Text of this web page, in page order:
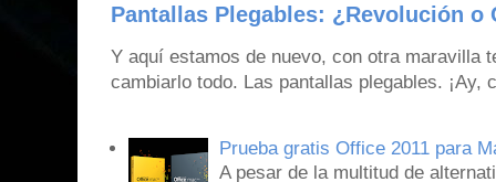
Pantallas Plegables: ¿Revolución o
Y aquí estamos de nuevo, con otra maravilla
cambiarlo todo. Las pantallas plegables. ¡Ay,
Prueba gratis Office 2011 para
A pesar de la multitud de